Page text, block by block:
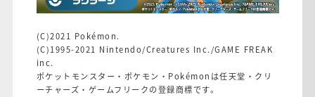
(C)2021 Pokémon.
(C)1995-2021 Nintendo/Creatures Inc./GAME FREAK
inc.
ポケットモンスター・ポケモン・Pokémonは任天堂・クリ
ーチャーズ・ゲームフリークの登録商標です。